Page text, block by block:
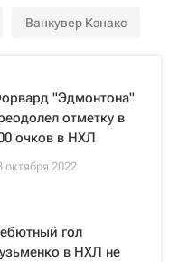
Ванкувер Кэнакс
"Эдмонтона"
отметку в
очков в НХЛ
октября 2022
гол
в НХЛ не